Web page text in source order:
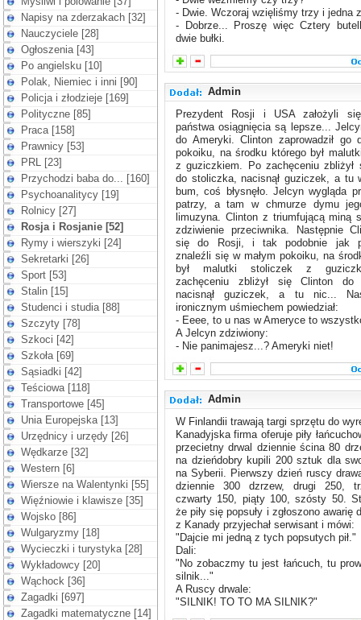
Napisy na zderzakach [32]
Nauczyciele [28]
Ogłoszenia [43]
Po angielsku [10]
Polak, Niemiec i inni [90]
Policja i złodzieje [169]
Polityczne [85]
Praca [158]
Prawnicy [53]
PRL [23]
Przychodzi baba do... [160]
Psychoanalitycy [19]
Rolnicy [27]
Rosja i Rosjanie [52]
Rymy i wierszyki [24]
Sekretarki [26]
Sport [53]
Stalin [15]
Studenci i studia [88]
Szczyty [78]
Szkoci [42]
Szkoła [69]
Sąsiadki [42]
Teściowa [118]
Transportowe [45]
Unia Europejska [13]
Urzędnicy i urzędy [26]
Wędkarze [32]
Western [6]
Wiersze na Walentynki [55]
Więźniowie i klawisze [35]
Wojsko [86]
Wulgaryzmy [18]
Wycieczki i turystyka [28]
Wykładowcy [20]
Wąchock [36]
Zagadki [697]
Zagadki matematyczne [14]
- Dwie. Wczoraj wzięliśmy trzy i jedna
- Dobrze... Proszę więc Cztery
dwie bułki.
Admin
Prezydent Rosji i USA założyli
państwa osiągnięcia są lepsze...
do Ameryki. Clinton zaprowadził go
pokoiku, na środku którego był
z guziczkiem. Po zachęceniu zbliżył
do stoliczka, nacisnął guziczek, a tu
bum, coś błysnęło. Jelcyn wygląda
patrzy, a tam w chmurze dymu
limuzyna. Clinton z triumfującą miną
zdziwienie przeciwnika. Następnie
się do Rosji, i tak podobnie jak
znaleźli się w małym pokoiku, na
był malutki stoliczek z
zachęceniu zbliżył się Clinton do
nacisnął guziczek, a tu nic...
ironicznym uśmiechem powiedział:
- Eeee, to u nas w Ameryce to
A Jelcyn zdziwiony:
- Nie panimajesz...? Ameryki niet!
Admin
W Finlandii trawają targi sprzętu do
Kanadyjska firma oferuje piły
przecietny drwal dziennie ścina 80
na dzieńdobry kupili 200 sztuk dla
na Syberii. Pierwszy dzień ruscy
dziennie 300 dzrzew, drugi 250,
czwarty 150, piąty 100, szósty 50.
że piły się popsuły i zgłoszono awarię
z Kanady przyjechał serwisant i mówi:
"Dajcie mi jedną z tych popsutych pił."
Dali:
"No zobaczmy tu jest łańcuch, tu
silnik..."
A Ruscy drwale:
"SILNIK! TO TO MA SILNIK?"